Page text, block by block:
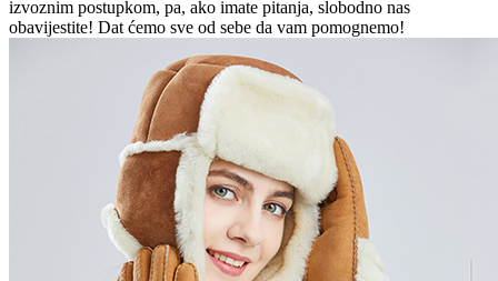
izvoznim postupkom, pa, ako imate pitanja, slobodno nas
obavijestite! Dat ćemo sve od sebe da vam pomognemo!